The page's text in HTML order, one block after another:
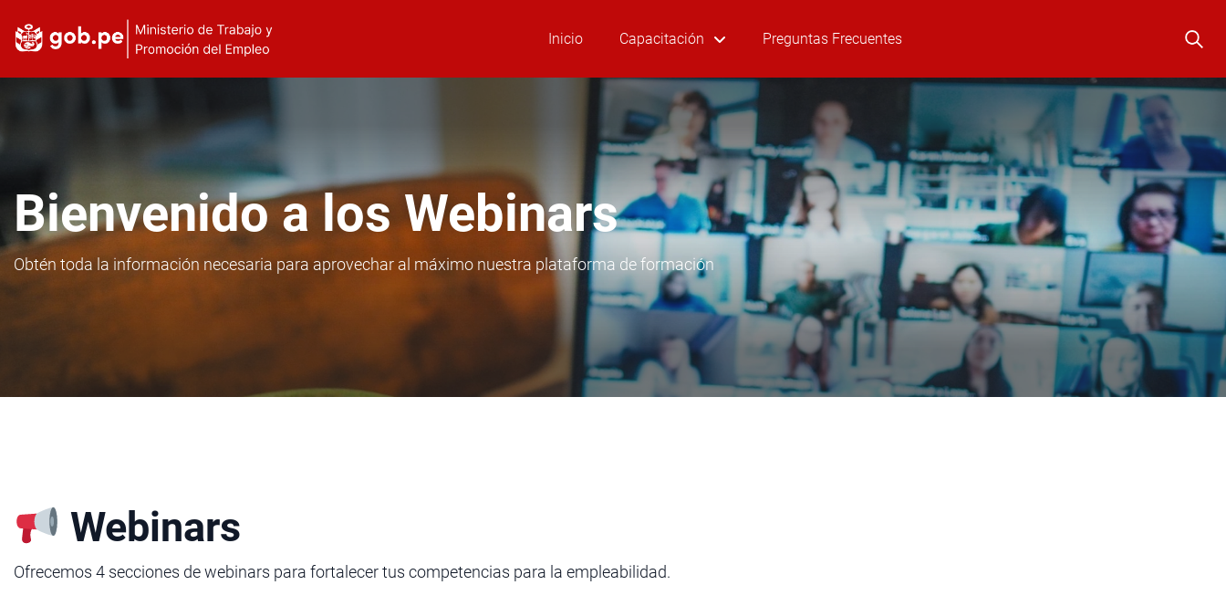
Inicio Capacitación Preguntas Frecuentes
Bienvenido a los Webinars
Obtén toda la información necesaria para aprovechar al máximo nuestra plataforma de formación
Webinars
Ofrecemos 4 secciones de webinars para fortalecer tus competencias para la empleabilidad.